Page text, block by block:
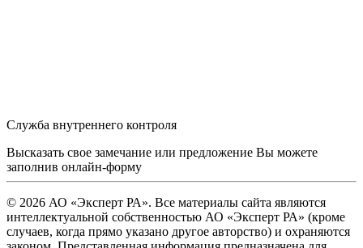
Служба внутреннего контроля
Высказать свое замечание или предложение Вы можете
заполнив онлайн-форму
© 2026 АО «Эксперт РА». Все материалы сайта являются
интеллектуальной собственностью АО «Эксперт РА» (кроме
случаев, когда прямо указано другое авторство) и охраняются